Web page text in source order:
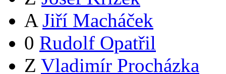
A Jiří Macháček
0 Rudolf Opatřil
Z Vladimír Procházka